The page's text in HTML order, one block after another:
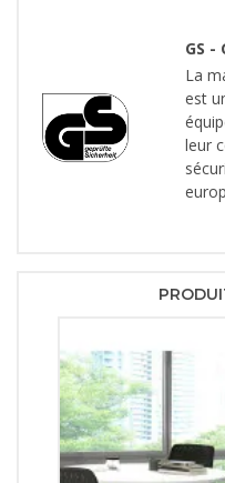
GS
La
est
leur